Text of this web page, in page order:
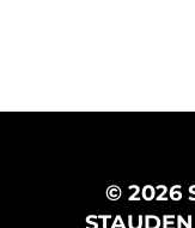
© 2026